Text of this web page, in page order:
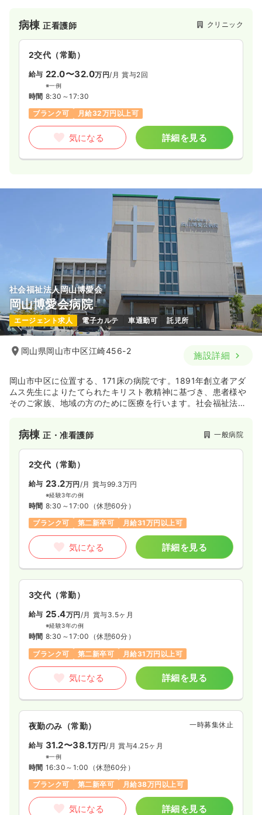
を新たに生まれ変わりました。
病棟正看護師 クリニック
2交代（常勤）
給与 22.0〜32.0万円/月 賞与2回
※一例
時間 8:30～17:30
ブランク可
月給32万円以上可
気になる 詳細を見る
社会福祉法人岡山博愛会
岡山博愛会病院
エージェント求人 電子カルテ 車通勤可 託児所
岡山県岡山市中区江崎456-2 施設詳細
岡山市中区に位置する、171床の病院です。1891年創立者アダ
ムス先生によりたてられたキリスト教精神に基づき、患者様や
そのご家族、地域の方のために医療を行います。社会福祉法人
病棟正・准看護師 一般病院
2交代（常勤）
給与 23.2万円/月 賞与99.3万円
※経験3年の例
時間 8:30～17:00 （休憩60分）
ブランク可
第二新卒可 月給31万円以上可
気になる 詳細を見る
3交代（常勤）
給与 25.4万円/月 賞与3.5ヶ月
※経験3年の例
時間 8:30～17:00 （休憩60分）
ブランク可
第二新卒可 月給31万円以上可
気になる 詳細を見る
夜勤のみ（常勤） 一時募集休止
給与 31.2〜38.1万円/月 賞与4.25ヶ月
※一例
時間 16:30～1:00 （休憩60分）
ブランク可
第二新卒可 月給38万円以上可
気になる 詳細を見る